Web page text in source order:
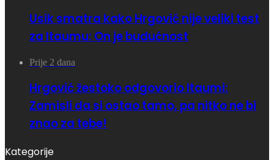
Usik smatra kako Hrgović nije veliki test
za Itaumu: On je budućnost
Prije 2 dana
Hrgović žestoko odgovorio Itaumi:
Zamisli da si ostao tamo, pa nitko ne bi
znao za tebe!
Kategorije